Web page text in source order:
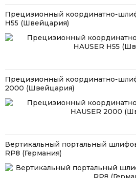
Прецизионный координатно-
H55 (Швейцария)
Прецизионный координатно-
2000 (Швейцария)
Вертикальный портальный
RP8 (Германия)